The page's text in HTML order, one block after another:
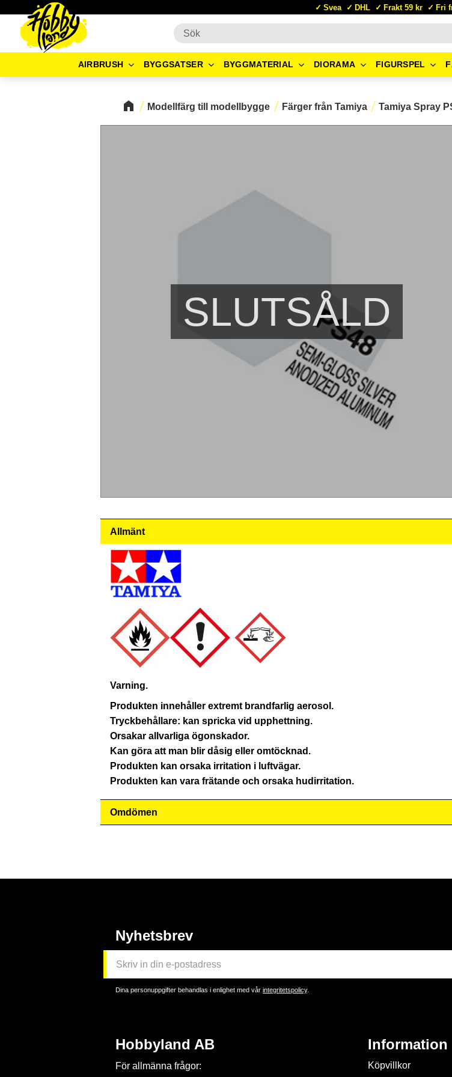
Svea DHL Frakt 59 kr Fri
AIRBRUSH BYGGSATSER BYGGMATERIAL DIORAMA FIGURSPEL
Modellfärg till modellbygge Färger från Tamiya Tamiya Spray
SLUTSÅLD
Allmänt
Varning.
Produkten innehåller extremt brandfarlig aerosol.
Tryckbehållare: kan spricka vid upphettning.
Orsakar allvarliga ögonskador.
Kan göra att man blir dåsig eller omtöcknad.
Produkten kan orsaka irritation i luftvägar.
Produkten kan vara frätande och orsaka hudirritation.
Omdömen
Nyhetsbrev
Dina personuppgifter behandlas i enlighet med vår integritetspolicy.
Hobbyland AB
För allmänna frågor:
Information
Köpvillkor